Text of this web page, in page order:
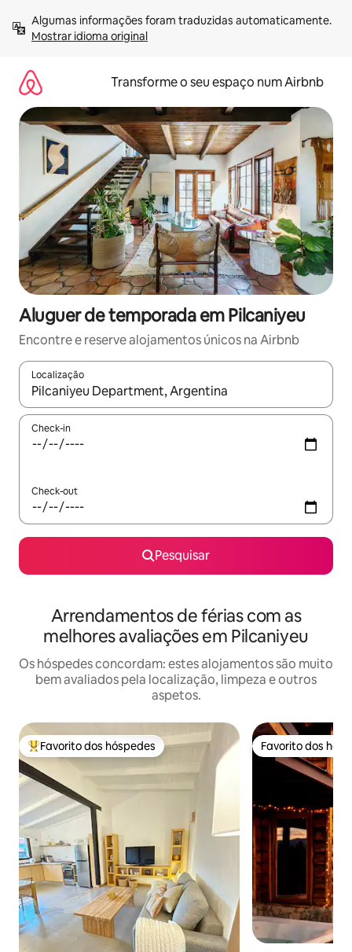
para
Mostrar idioma original
Transforme o seu espaço num Airbnb
Aluguer de temporada em Pilcaniyeu
Encontre e reserve alojamentos únicos na Airbnb
Localização
Quando os resultados estiverem disponíveis, navegue com
Check-in
Check-out
Pesquisar
Arrendamentos de férias com as
melhores avaliações em Pilcaniyeu
Os hóspedes concordam: estes alojamentos são muito
bem avaliados pela localização, limpeza e outros
aspetos.
Favoritos dos hóspedes mais apreciados
Favorito dos hóspedes Favorito dos
Favorito dos